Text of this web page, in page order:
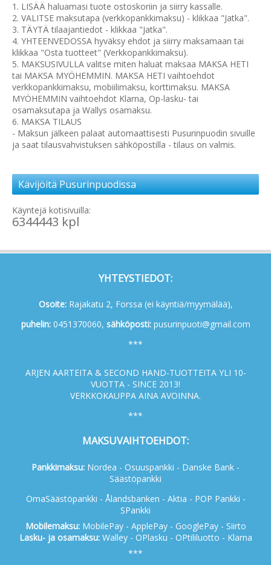
1. LISÄÄ haluamasi tuote ostoskoriin ja siirry kassalle.
2. VALITSE maksutapa (verkkopankkimaksu) - klikkaa "Jatka".
3. TÄYTÄ tilaajantiedot - klikkaa "Jatka".
4. YHTEENVEDOSSA hyväksy ehdot ja siirry maksamaan tai
klikkaa "Osta tuotteet" (Verkkopankkimaksu).
5. MAKSUSIVULLA valitse miten haluat maksaa MAKSA HETI
tai MAKSA MYÖHEMMIN. MAKSA HETI vaihtoehdot
verkkopankkimaksu, mobiilimaksu, korttimaksu. MAKSA
MYÖHEMMIN vaihtoehdot Klarna, Op-lasku- tai
osamaksutapa ja Wallys osamaksu.
6. MAKSA TILAUS
- Maksun jälkeen palaat automaattisesti Pusurinpuodin sivuille
ja saat tilausvahvistuksen sähköpostilla - tilaus on valmis.
Kävijöitä Pusurinpuodissa
Käyntejä kotisivuilla:
6344443 kpl
YHTEYSTIEDOT:
Osoite:Rajakatu 2, Forssa (ei käyntiä/myymälää),
puhelin:0451370060, sähköposti:pusurinpuoti@gmail.com
***
ARJEN AARTEITA & SECOND HAND-TUOTTEITA YLI 10-
VUOTTA - SINCE 2013!
VERKKOKAUPPA AINA AVOINNA.
***
MAKSUVAIHTOEHDOT:
Pankkimaksu: Nordea - Osuuspankki - Danske Bank -
Säästöpankki
OmaSäästöpankki - Ålandsbanken - Aktia - POP Pankki -
SPankki
Mobilemaksu:MobilePay - ApplePay - GooglePay - Siirto
Lasku- ja osamaksu:Walley - OPlasku - OPtililuotto - Klarna
***